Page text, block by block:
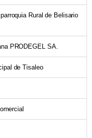
Rural de Belisario
PRODEGEL SA.
de Tisaleo